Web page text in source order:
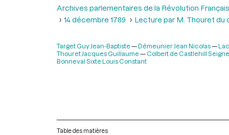
Archives parlementaires de la Révolution
14 décembre 1789
Lecture par M. Thouret
Target Guy Jean-Baptiste Démeunier Jean Nicolas
Thouret Jacques Guillaume
Colbert de Castlehill
Bonneval Sixte Louis Constant
Table des matières